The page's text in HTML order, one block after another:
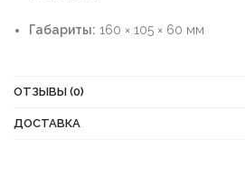
Габариты: 160 × 105 × 60 мм
ОТЗЫВЫ (0)
ДОСТАВКА